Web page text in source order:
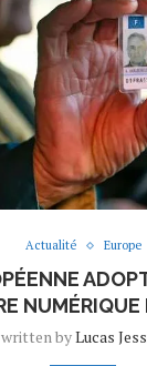
Actualité Europe
written byLucas